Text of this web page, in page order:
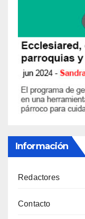
Información
Redactores
Contacto